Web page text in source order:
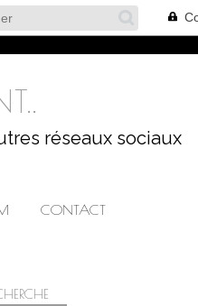
réseaux sociaux
CONTACT